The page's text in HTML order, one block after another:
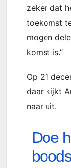
zeker dat
toekomst
mogen
komst is.”
Op 21
daar kijkt
naar uit.
Doe